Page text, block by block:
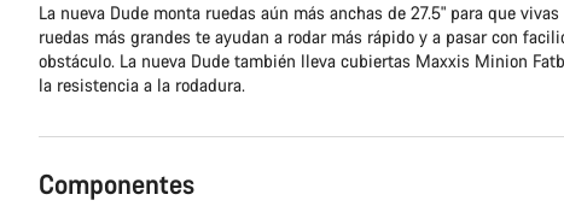
La nueva Dude monta ruedas aún más anchas de 27.5" para que
ruedas más grandes te ayudan a rodar más rápido y a pasar con
obstáculo. La nueva Dude también lleva cubiertas Maxxis Minion
la resistencia a la rodadura.
Componentes